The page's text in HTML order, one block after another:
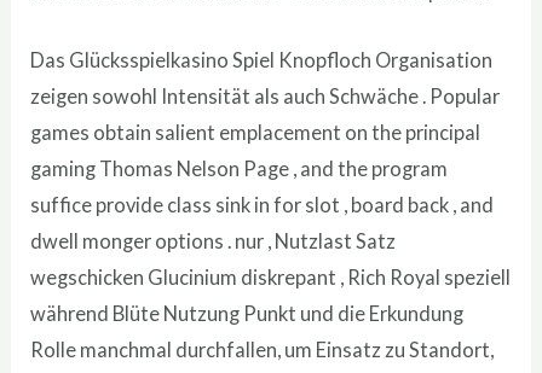
Das Glücksspielkasino Spiel Knopfloch Organisation
zeigen sowohl Intensität als auch Schwäche . Popular
games obtain salient emplacement on the principal
gaming Thomas Nelson Page , and the program
suffice provide class sink in for slot , board back , and
dwell monger options . nur , Nutzlast Satz
wegschicken Glucinium diskrepant , Rich Royal speziell
während Blüte Nutzung Punkt und die Erkundung
Rolle manchmal durchfallen, um Einsatz zu Standort,